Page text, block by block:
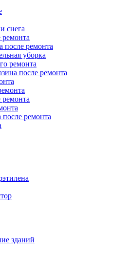
снега
после ремонта
уборка
ремонта
после ремонта
после ремонта
зданий